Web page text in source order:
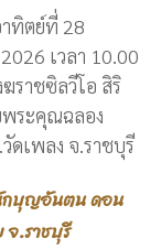
ตย์ที่ 28
เวลา 10.00
ราชซิลวีโอ สิริ
ระคุณฉลอง
ดเพลง จ.ราชบุรี
บุญอันตน ดอน
.ราชบุรี